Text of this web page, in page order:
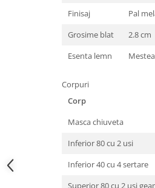
Finisaj
Pal
Grosime blat
2.8 cm
Esenta lemn
Corpuri
Corp
Masca chiuveta
Inferior 80 cu 2 usi
Inferior 40 cu 4 sertare
Superior 80 cu 2 usi